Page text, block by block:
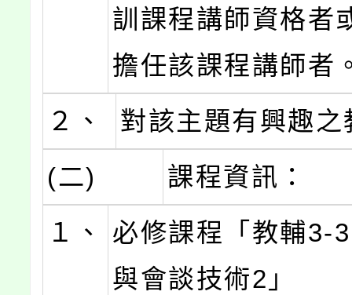
訓課程講師資格者
擔任該課程講師者
２、
對該主題有興趣之
(二)
課程資訊：
１、
必修課程「教輔3-
與會談技術2」